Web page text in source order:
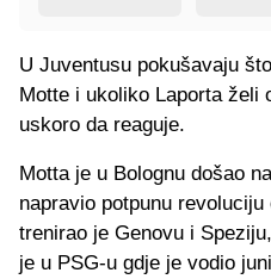
U Juventusu pokušavaju
Motte i ukoliko Laporta želi
uskoro da reaguje.
Motta je u Bolognu došao
napravio potpunu
trenirao je Genovu i
je u PSG-u gdje je vodio